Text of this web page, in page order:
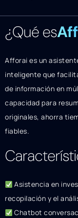
¿Qué es
Afforai es un
inteligente que
de información en
capacidad para
originales, ahorra
fiables.
Asistencia en
recopilación y el
Chatbot